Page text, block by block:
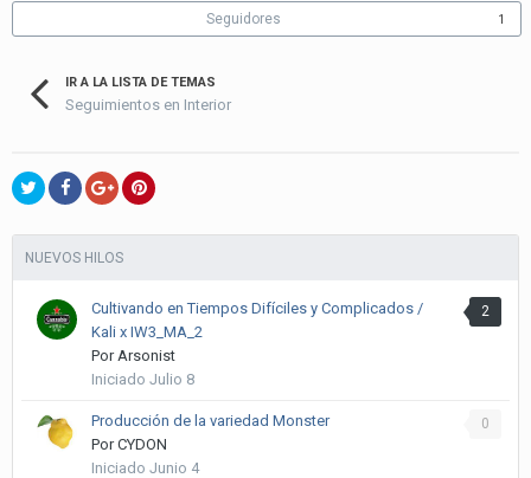
Seguidores 1
IR A LA LISTA DE TEMAS
Seguimientos en Interior
NUEVOS HILOS
2
Cultivando en Tiempos Difíciles y Complicados /
Kali x IW3_MA_2
PorArsonist
Iniciado Julio 8
0
Producción de la variedad Monster
PorCYDON
Iniciado Junio 4